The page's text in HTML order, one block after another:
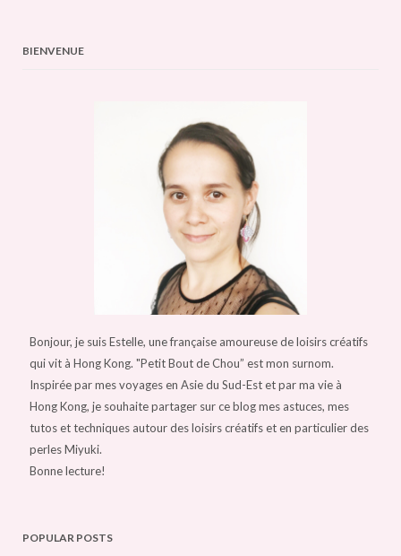
BIENVENUE
Bonjour, je suis Estelle, une française amoureuse de loisirs créatifs
qui vit à Hong Kong. "Petit Bout de Chou” est mon surnom.
Inspirée par mes voyages en Asie du Sud-Est et par ma vie à
Hong Kong, je souhaite partager sur ce blog mes astuces, mes
tutos et techniques autour des loisirs créatifs et en particulier des
perles Miyuki.
Bonne lecture!
POPULAR POSTS